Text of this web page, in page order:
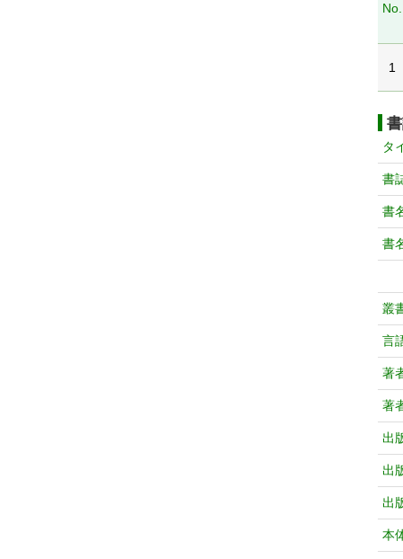
No.
1
タ
書
書
書
叢
言
著
著
出
出
出
本